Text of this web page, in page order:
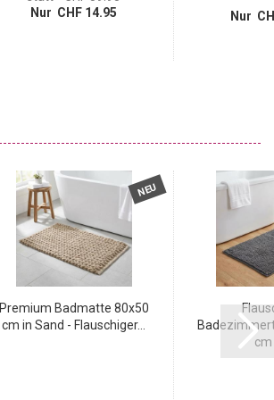
Nur CHF 14.95
Nur
NEU
Premium Badmatte 80x50
cm in Sand - Flauschiger...
cm